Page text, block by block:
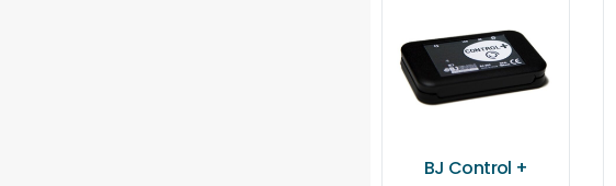
BJ Control +